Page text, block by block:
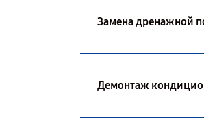
Замена дренажной
Демонтаж